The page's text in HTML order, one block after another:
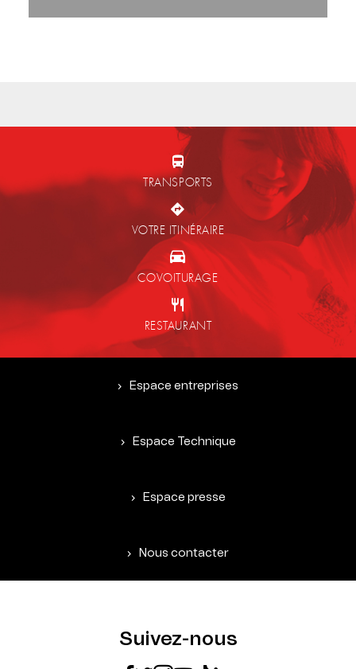
TRANSPORTS
VOTRE ITINÉRAIRE
COVOITURAGE
RESTAURANT
Espace entreprises
Espace Technique
Espace presse
Nous contacter
Suivez-nous